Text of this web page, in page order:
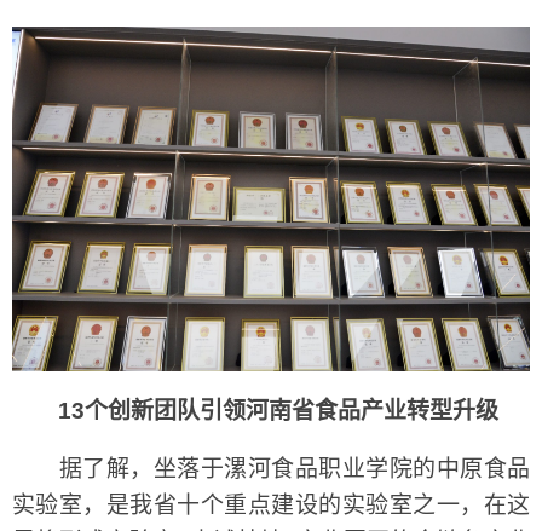
13个创新团队引领河南省食品产业转型升级
据了解，坐落于漯河食品职业学院的中原食品
实验室，是我省十个重点建设的实验室之一，在这